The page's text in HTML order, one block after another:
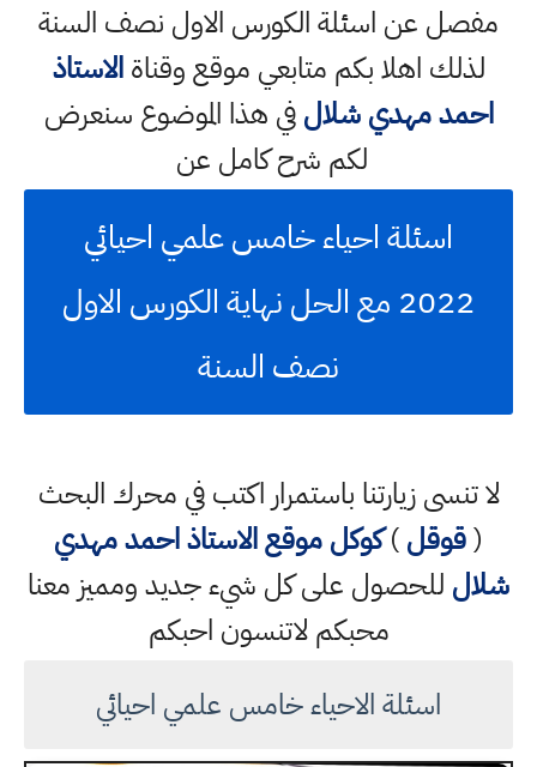
مفصل عن اسئلة الكورس الاول نصف السنة
لذلك اهلا بكم متابعي موقع وقناةالاستاذ
احمد مهدي شلالفي هذا الموضوع سنعرض
لكم شرح كامل عن
اسئلة احياء خامس علمي احيائي
2022 مع الحل نهاية الكورس الاول
نصف السنة
لا تنسى زيارتنا باستمرار اكتب في محرك البحث
(قوقل)كوكلموقع الاستاذ احمد مهدي
شلال للحصول على كل شيء جديد ومميز معنا
محبكم لاتنسون احبكم
اسئلة الاحياء خامس علمي احيائي